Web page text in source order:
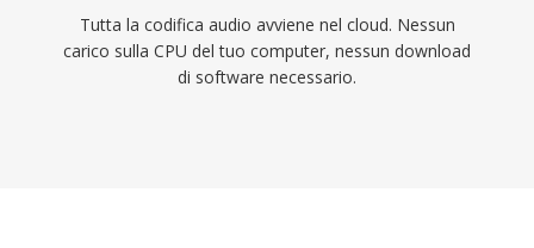
Tutta la codifica audio avviene nel cloud. Nessun
carico sulla CPU del tuo computer, nessun download
di software necessario.